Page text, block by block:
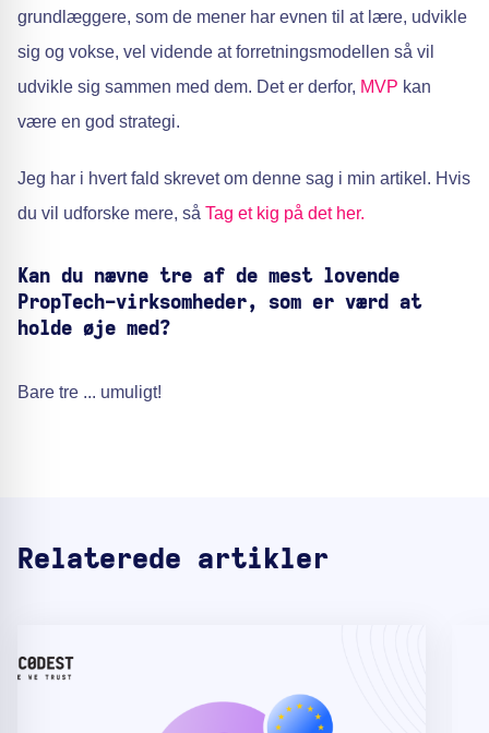
grundlæggere, som de mener har evnen til at lære, udvikle
sig og vokse, vel vidende at forretningsmodellen så vil
udvikle sig sammen med dem. Det er derfor, MVP kan
være en god strategi.
Jeg har i hvert fald skrevet om denne sag i min artikel. Hvis
du vil udforske mere, så Tag et kig på det her.
Kan du nævne tre af de mest lovende
PropTech-virksomheder, som er værd at
holde øje med?
Bare tre ... umuligt!
Relaterede artikler